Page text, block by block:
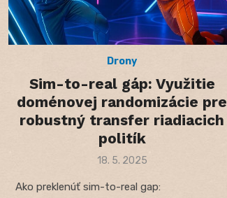
Drony
Sim-to-real gáp: Využitie
doménovej randomizácie pre
robustný transfer riadiacich
politík
Posted
18. 5. 2025
Ako preklenúť sim-to-real gap: